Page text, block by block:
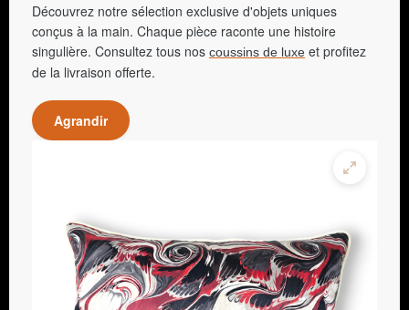
Découvrez notre sélection exclusive d'objets uniques
conçus à la main. Chaque pièce raconte une histoire
singulière. Consultez tous nos coussins de luxe et profitez
de la livraison offerte.
Agrandir